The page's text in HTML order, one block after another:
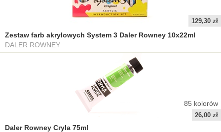
129,30 zł
Zestaw farb akrylowych System 3 Daler Rowney 10x22ml
DALER ROWNEY
85 kolorów
26,00 zł
Daler Rowney Cryla 75ml